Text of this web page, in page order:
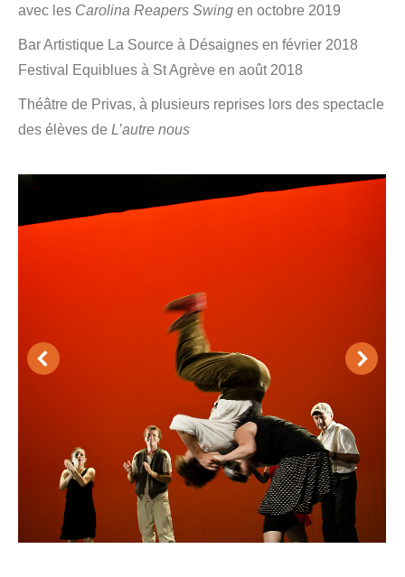
avec les Carolina Reapers Swing en octobre 2019
Bar Artistique La Source à Désaignes en février 2018
Festival Equiblues à St Agrève en août 2018
Théâtre de Privas, à plusieurs reprises lors des spectacle
des élèves de L’autre nous